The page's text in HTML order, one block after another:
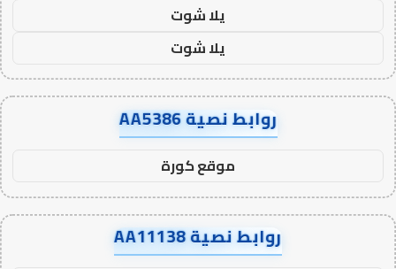
يلا شوت
يلا شوت
روابط نصية AA5386
موقع كورة
روابط نصية AA11138